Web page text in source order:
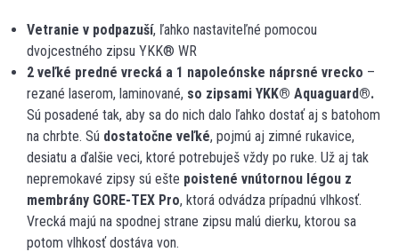
Vetranie v podpazuší, ľahko nastaviteľné pomocou
dvojcestného zipsu YKK® WR
2 veľké predné vrecká a 1 napoleónske náprsné vrecko –
rezané laserom, laminované, so zipsami YKK® Aquaguard®.
Sú posadené tak, aby sa do nich dalo ľahko dostať aj s batohom
na chrbte. Sú dostatočne veľké, pojmú aj zimné rukavice,
desiatu a ďalšie veci, ktoré potrebuješ vždy po ruke. Už aj tak
nepremokavé zipsy sú ešte poistené vnútornou légou z
membrány GORE-TEX Pro, ktorá odvádza prípadnú vlhkosť.
Vrecká majú na spodnej strane zipsu malú dierku, ktorou sa
potom vlhkosť dostáva von.